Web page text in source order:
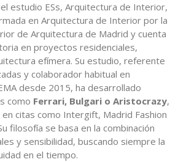
estudio ESs, Arquitectura de Interior,
en Arquitectura de Interior por la
de Arquitectura de Madrid y cuenta
en proyectos residenciales,
efímera. Su estudio, referente
y colaborador habitual en
desde 2015, ha desarrollado
como Ferrari, Bulgari o Aristocrazy,
citas como Intergift, Madrid Fashion
filosofía se basa en la combinación
y sensibilidad, buscando siempre la
en el tiempo.